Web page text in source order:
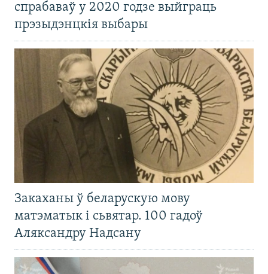
спрабаваў у 2020 годзе выйграць
прэзыдэнцкія выбары
Закаханы ў беларускую мову
матэматык і сьвятар. 100 гадоў
Аляксандру Надсану